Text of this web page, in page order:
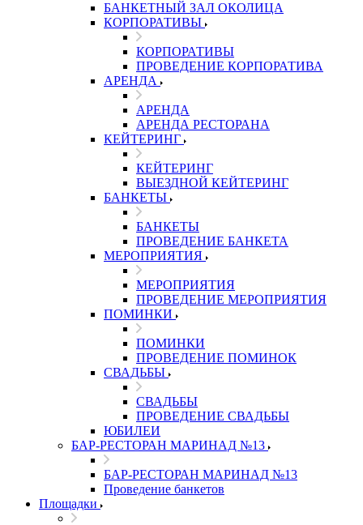
БАНКЕТНЫЙ ЗАЛ ОКОЛИЦА
КОРПОРАТИВЫ
КОРПОРАТИВЫ
ПРОВЕДЕНИЕ КОРПОРАТИВА
АРЕНДА
АРЕНДА
АРЕНДА РЕСТОРАНА
КЕЙТЕРИНГ
КЕЙТЕРИНГ
ВЫЕЗДНОЙ КЕЙТЕРИНГ
БАНКЕТЫ
БАНКЕТЫ
ПРОВЕДЕНИЕ БАНКЕТА
МЕРОПРИЯТИЯ
МЕРОПРИЯТИЯ
ПРОВЕДЕНИЕ МЕРОПРИЯТИЯ
ПОМИНКИ
ПОМИНКИ
ПРОВЕДЕНИЕ ПОМИНОК
СВАДЬБЫ
СВАДЬБЫ
ПРОВЕДЕНИЕ СВАДЬБЫ
ЮБИЛЕИ
БАР-РЕСТОРАН МАРИНАД №13
БАР-РЕСТОРАН МАРИНАД №13
Проведение банкетов
Площадки